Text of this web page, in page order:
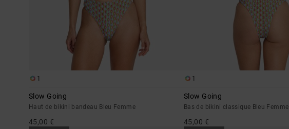
1
Slow Going
Haut de bikini bandeau Bleu Femme
45,00 €
1
Slow Going
Bas de bikini classique Bleu Femme
45,00 €